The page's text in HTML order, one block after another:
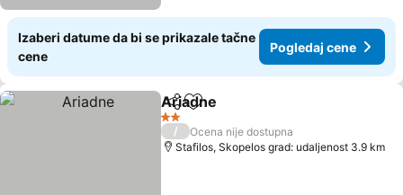
Izaberi datume da bi se prikazale tačne
cene
Pogledaj cene
Deli Dodati u favorite
Ariadne
2 Zvezdice
/
Ocena nije dostupna
Stafilos, Skopelos grad: udaljenost 3.9 km